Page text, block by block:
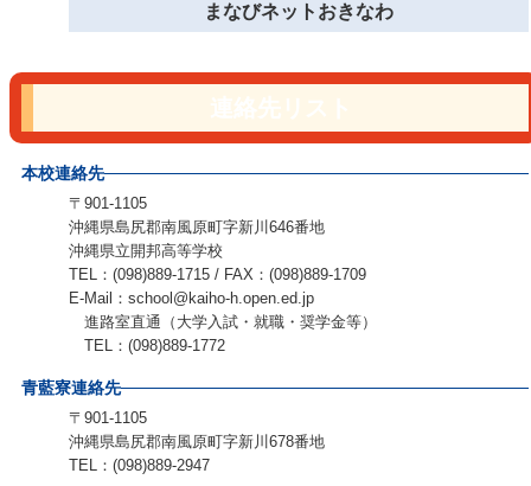
まなびネットおきなわ
本校連絡先
〒901-1105
沖縄県島尻郡南風原町字新川646番地
沖縄県立開邦高等学校
TEL：(098)889-1715 / FAX：(098)889-1709
E-Mail：school@kaiho-h.open.ed.jp
進路室直通（大学入試・就職・奨学金等）
TEL：(098)889-1772
青藍寮連絡先
〒901-1105
沖縄県島尻郡南風原町字新川678番地
TEL：(098)889-2947